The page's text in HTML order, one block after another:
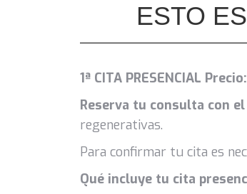
ESTO
1ª CITA PRESENCIAL
Reserva tu consulta con el
regenerativas.
Para confirmar tu cita es
Qué incluye tu cita